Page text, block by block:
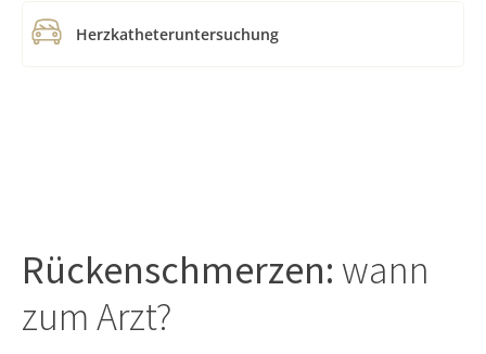
Herzkatheteruntersuchung
Rückenschmerzen: wann
zum Arzt?